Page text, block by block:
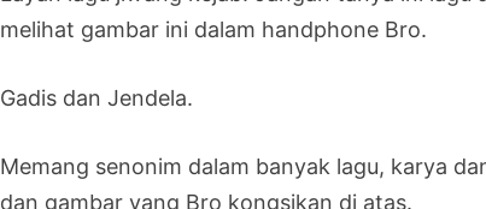
melihat gambar ini dalam handphone Bro.
Gadis dan Jendela.
Memang senonim dalam banyak lagu, karya
dan gambar yang Bro kongsikan di atas.